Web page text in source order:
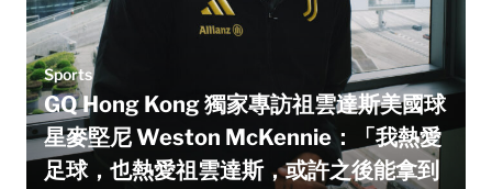
Sports
GQ Hong Kong 獨家專訪祖雲達斯美國球
星麥堅尼 Weston McKennie：「我熱愛
足球，也熱愛祖雲達斯，或許之後能拿到